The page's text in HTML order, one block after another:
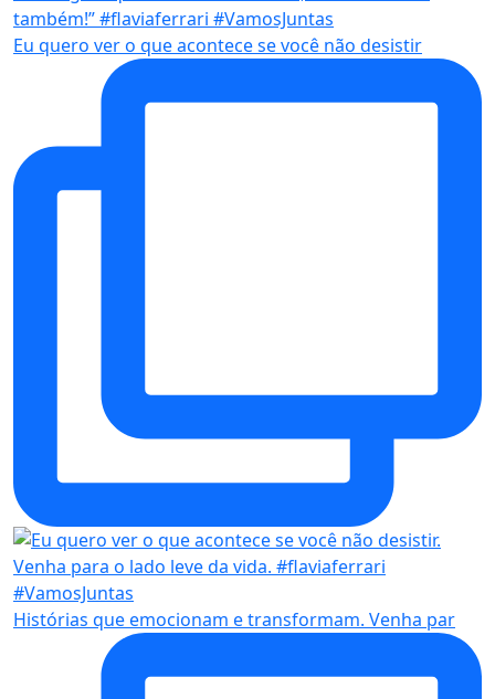
Eu quero ver o que acontece se você não desistir
Histórias que emocionam e transformam. Venha par